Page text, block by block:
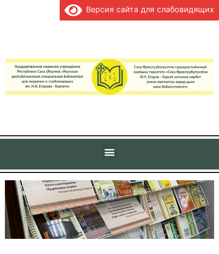
Версия сайта для слабовидящих